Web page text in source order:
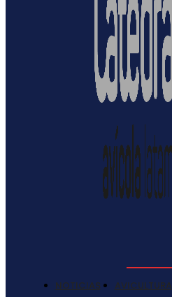
NOTICIAS AVICULTURA